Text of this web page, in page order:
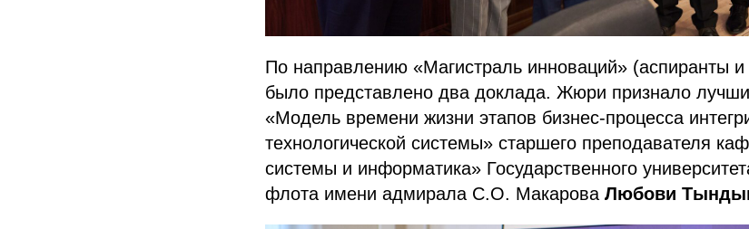
По направлению «Магистраль инноваций» (аспиранты и
было представлено два доклада. Жюри признало
«Модель времени жизни этапов бизнес-процесса
технологической системы» старшего преподавателя
системы и информатика» Государственного
флота имени адмирала С.О. Макарова Любови